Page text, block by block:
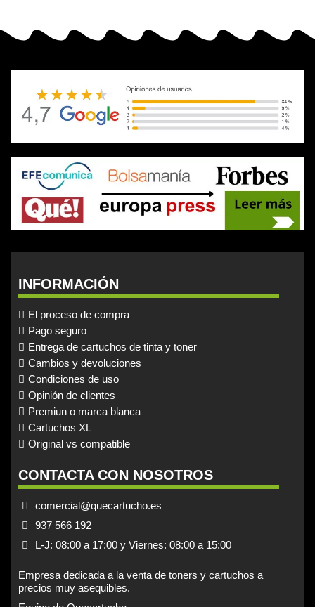
INFORMACIÓN
El proceso de compra
Pago seguro
Entrega de cartuchos de tinta y toner
Cambios y devoluciones
Condiciones de uso
Opinión de clientes
Premiun o marca blanca
Cartuchos XL
Original vs compatible
CONTACTA CON NOSOTROS
comercial@quecartucho.es
937 566 192
L-J: 08:00 a 17:00 y Viernes: 08:00 a 15:00
Empresa dedicada a la venta de toners y cartuchos a
precios muy asequibles.